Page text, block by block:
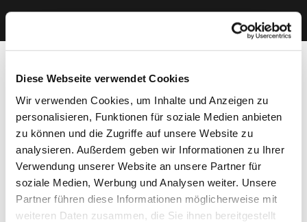
Diese Webseite verwendet Cookies
Wir verwenden Cookies, um Inhalte und Anzeigen zu
personalisieren, Funktionen für soziale Medien anbieten
zu können und die Zugriffe auf unsere Website zu
analysieren. Außerdem geben wir Informationen zu Ihrer
Verwendung unserer Website an unsere Partner für
soziale Medien, Werbung und Analysen weiter. Unsere
Partner führen diese Informationen möglicherweise mit
weiteren Daten zusammen, die Sie ihnen bereitgestellt